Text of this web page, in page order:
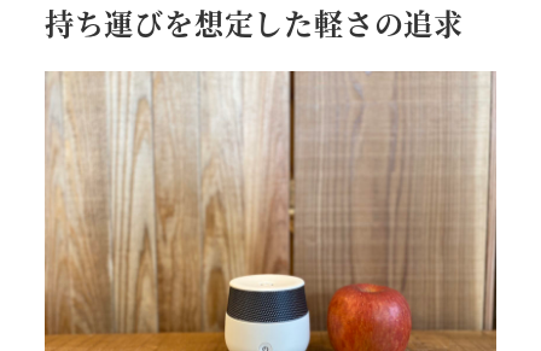
持ち運びを想定した軽さの追求